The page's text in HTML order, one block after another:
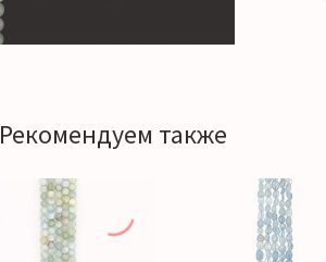
Рекомендуем также